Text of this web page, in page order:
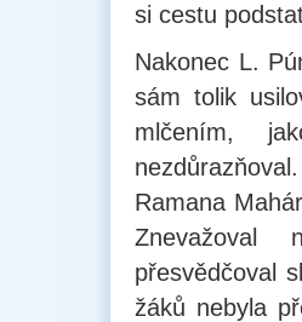
si cestu
Nakonec L.
sám tolik
mlčením,
Ramana
Znevažoval
přesvědčoval
žáků nebyla